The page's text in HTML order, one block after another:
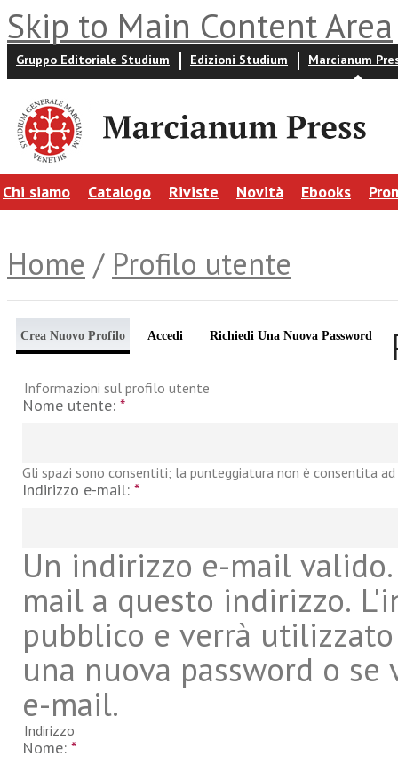
Skip to Main Content Area
Gruppo Editoriale Studium Edizioni Studium Marcianum
Chi siamo Catalogo Riviste Novità Ebooks
Home / Profilo utente
Crea Nuovo Profilo Accedi Richiedi Una Nuova Password
Informazioni sul profilo utente
Nome utente: *
Gli spazi sono consentiti; la punteggiatura non è consentita
Indirizzo e-mail: *
Un indirizzo e-mail
mail a questo indirizzo.
pubblico e verrà
una nuova password o
e-mail.
Indirizzo
Nome: *